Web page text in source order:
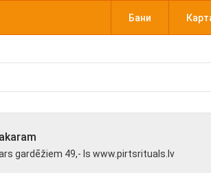
Бани
gardēžiem 49,- ls www.pirtsrituals.lv